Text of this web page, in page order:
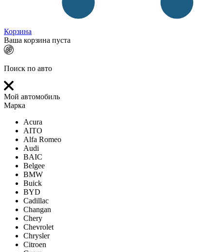
Корзина
Ваша корзина пуста
Поиск по авто
Мой автомобиль
Марка
Acura
AITO
Alfa Romeo
Audi
BAIC
Belgee
BMW
Buick
BYD
Cadillac
Changan
Chery
Chevrolet
Chrysler
Citroen